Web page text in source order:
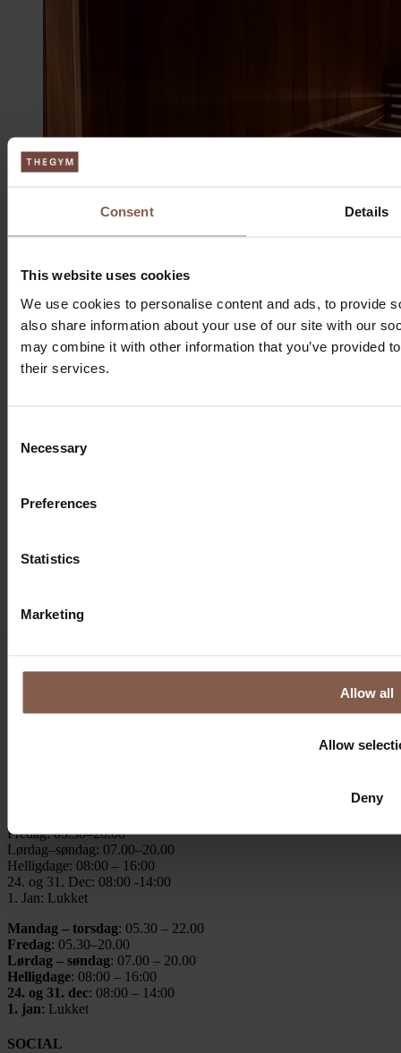
Consent Details
This website uses cookies
We use cookies to personalise content and ads, to provide
also share information about your use of our site with our
may combine it with other information that you’ve provided
their services.
Selection
Necessary
Preferences
Statistics
Marketing
Allow all
Allow
Deny
info@thegymaarhus.dk
Fredag: 05.30–20.00
Lørdag–søndag: 07.00–20.00
Helligdage: 08:00 – 16:00
24. og 31. Dec: 08:00 -14:00
1. Jan: Lukket
Mandag – torsdag: 05.30 – 22.00
Fredag: 05.30–20.00
Lørdag – søndag: 07.00 – 20.00
Helligdage: 08:00 – 16:00
24. og 31. dec: 08:00 – 14:00
1. jan: Lukket
SOCIAL